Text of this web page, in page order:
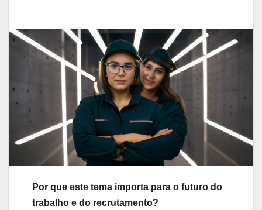
Por que este tema importa para o futuro do
trabalho e do recrutamento?